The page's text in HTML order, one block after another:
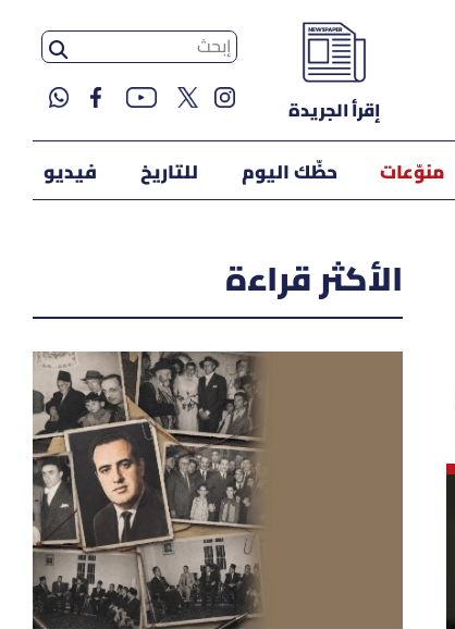
إقرأ الجريدة
منوّعات حظّك اليوم للتاريخ فيديو
الأكثر قراءة